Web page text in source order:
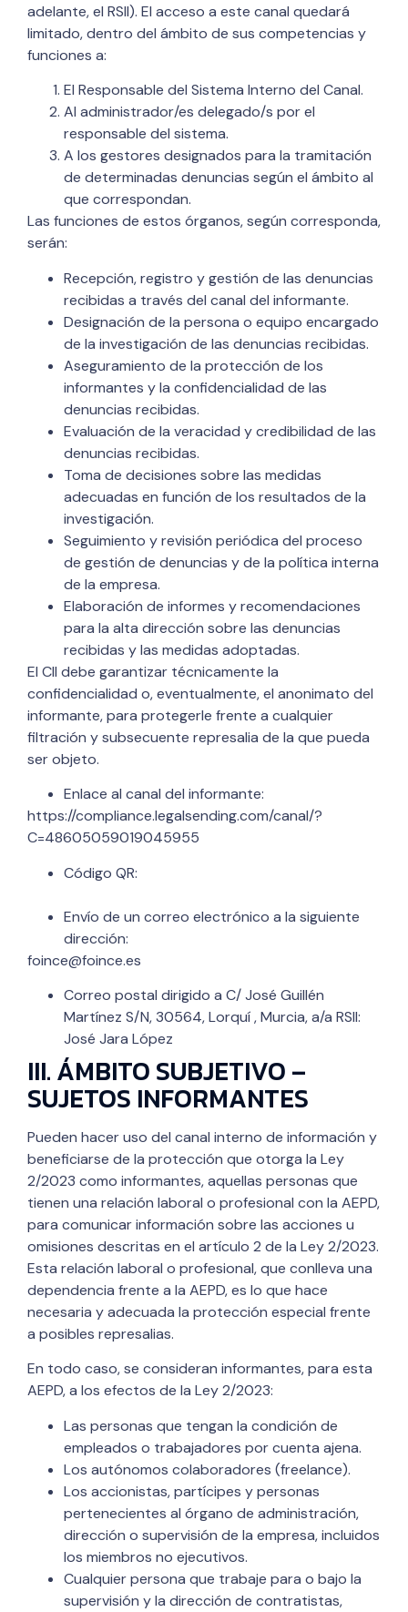
adelante, el RSII). El acceso a este canal quedará
limitado, dentro del ámbito de sus competencias y
funciones a:
El Responsable del Sistema Interno del Canal.
Al administrador/es delegado/s por el
responsable del sistema.
A los gestores designados para la tramitación
de determinadas denuncias según el ámbito al
que correspondan.
Las funciones de estos órganos, según corresponda,
serán:
Recepción, registro y gestión de las denuncias
recibidas a través del canal del informante.
Designación de la persona o equipo encargado
de la investigación de las denuncias recibidas.
Aseguramiento de la protección de los
informantes y la confidencialidad de las
denuncias recibidas.
Evaluación de la veracidad y credibilidad de las
denuncias recibidas.
Toma de decisiones sobre las medidas
adecuadas en función de los resultados de la
investigación.
Seguimiento y revisión periódica del proceso
de gestión de denuncias y de la política interna
de la empresa.
Elaboración de informes y recomendaciones
para la alta dirección sobre las denuncias
recibidas y las medidas adoptadas.
El CII debe garantizar técnicamente la
confidencialidad o, eventualmente, el anonimato del
informante, para protegerle frente a cualquier
filtración y subsecuente represalia de la que pueda
ser objeto.
Enlace al canal del informante:
https://compliance.legalsending.com/canal/?
C=48605059019045955
Código QR:
Envío de un correo electrónico a la siguiente
dirección:
foince@foince.es
Correo postal dirigido a C/ José Guillén
Martínez S/N, 30564, Lorquí , Murcia, a/a RSII:
José Jara López
III. ÁMBITO SUBJETIVO –
SUJETOS INFORMANTES
Pueden hacer uso del canal interno de información y
beneficiarse de la protección que otorga la Ley
2/2023 como informantes, aquellas personas que
tienen una relación laboral o profesional con la AEPD,
para comunicar información sobre las acciones u
omisiones descritas en el artículo 2 de la Ley 2/2023.
Esta relación laboral o profesional, que conlleva una
dependencia frente a la AEPD, es lo que hace
necesaria y adecuada la protección especial frente
a posibles represalias.
En todo caso, se consideran informantes, para esta
AEPD, a los efectos de la Ley 2/2023:
Las personas que tengan la condición de
empleados o trabajadores por cuenta ajena.
Los autónomos colaboradores (freelance).
Los accionistas, partícipes y personas
pertenecientes al órgano de administración,
dirección o supervisión de la empresa, incluidos
los miembros no ejecutivos.
Cualquier persona que trabaje para o bajo la
supervisión y la dirección de contratistas,